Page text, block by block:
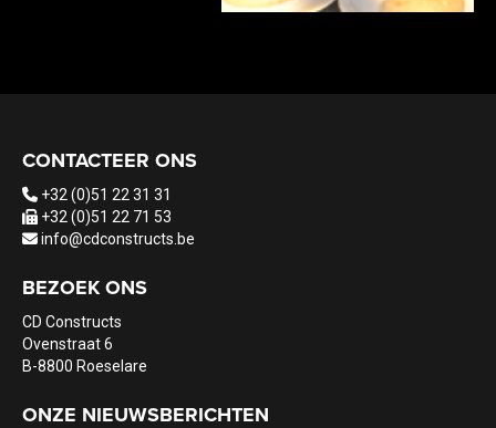
CONTACTEER ONS
+32 (0)51 22 31 31
+32 (0)51 22 71 53
info@cdconstructs.be
BEZOEK ONS
CD Constructs
Ovenstraat 6
B-8800 Roeselare
ONZE NIEUWSBERICHTEN